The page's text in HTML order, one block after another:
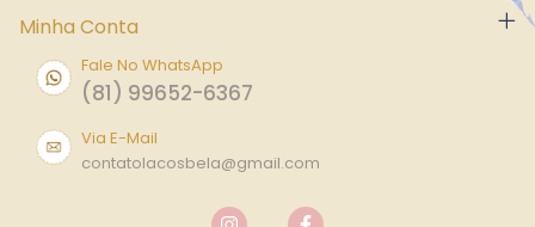
Minha Conta
Fale No WhatsApp
(81) 99652-6367
Via E-Mail
contatolacosbela@gmail.com